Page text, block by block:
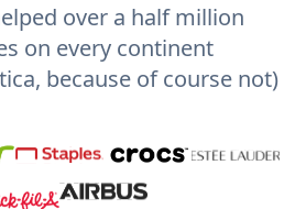
over a half million
on every continent
because of course not)